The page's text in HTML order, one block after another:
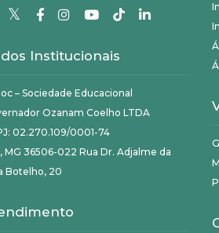
𝕏
Institucionais
– Sociedade Educacional
Ozanam Coelho LTDA
02.270.109/0001-74
MG 36506-022 Rua Dr. Adjalme da
Botelho, 20